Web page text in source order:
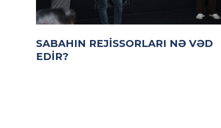
SABAHIN REJISSORLARI NƏ VƏD
EDIR?